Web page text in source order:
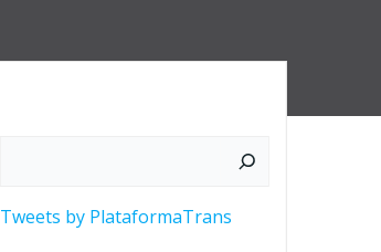
Tweets by PlataformaTrans